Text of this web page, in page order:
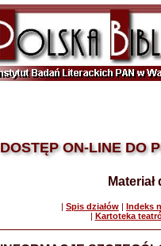
DOSTĘP ON-LINE DO
| Spis działów | Indeks
| Kartoteka